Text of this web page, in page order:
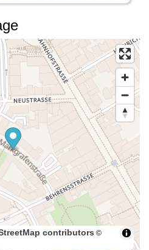
contributors ©